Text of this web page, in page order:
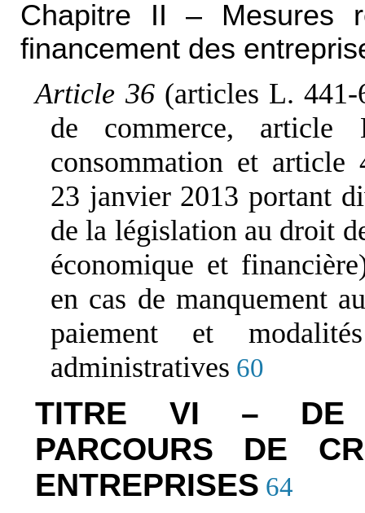
Chapitre II – Mesures
financement des
Article 36 (articles L.
de commerce,
consommation et
23 janvier 2013 portant
de la législation au droit
économique et
en cas de manquement
paiement et
administratives 60
TITRE VI – DE
PARCOURS DE
ENTREPRISES 64